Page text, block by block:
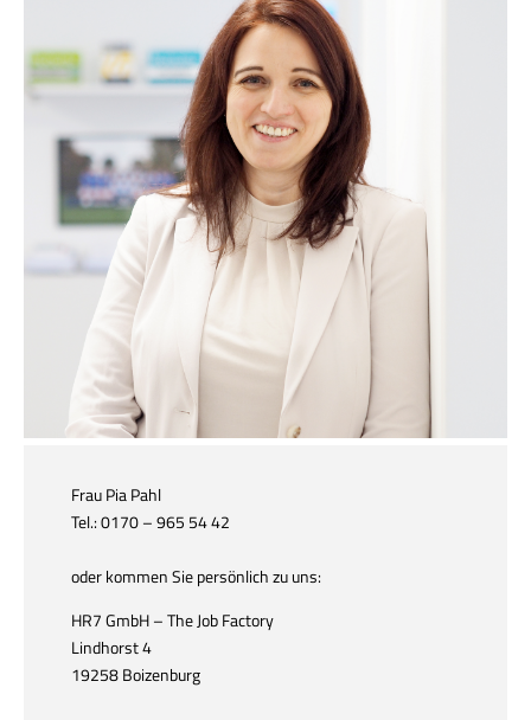
Frau Pia Pahl
Tel.: 0170 – 965 54 42
oder kommen Sie persönlich zu uns:
HR7 GmbH – The Job Factory
Lindhorst 4
19258 Boizenburg